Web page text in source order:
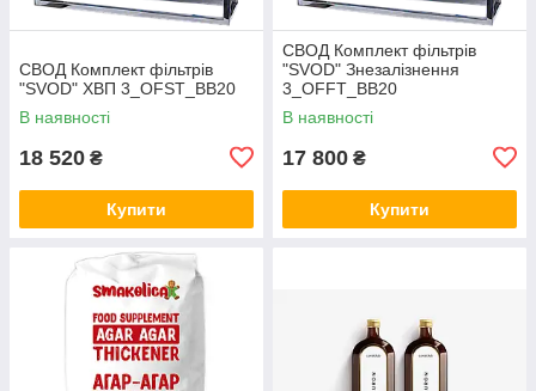
СВОД Комплект фільтрів
"SVOD" ХВП 3_OFST_BB20
В наявності
18 520 ₴
Купити
СВОД Комплект фільтрів
"SVOD" Знезалізнення
3_OFFT_BB20
В наявності
17 800 ₴
Купити